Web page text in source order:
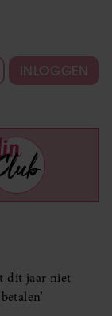
INLOGGEN
dit jaar niet